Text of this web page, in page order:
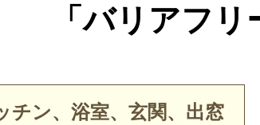
「バリアフ
チン、浴室、玄関、出窓